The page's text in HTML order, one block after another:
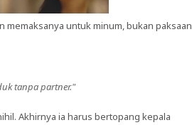
memaksanya untuk minum, bukan paksaan
tanpa partner."
Akhirnya ia harus bertopang kepala